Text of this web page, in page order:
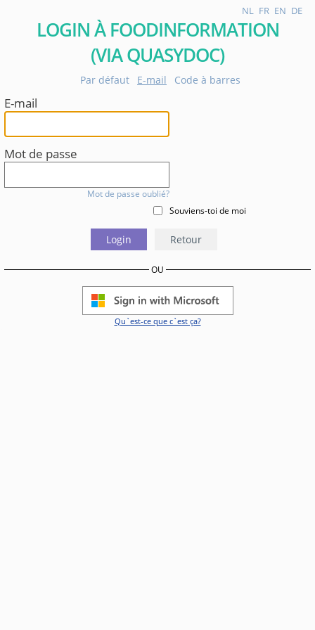
NL FR EN DE
LOGIN À FOODINFORMATION
(VIA QUASYDOC)
Par défaut E-mail Code à barres
E-mail
Mot de passe
Mot de passe oublié?
Souviens-toi de moi
Login Retour
OU
Qu`est-ce que c`est ça?